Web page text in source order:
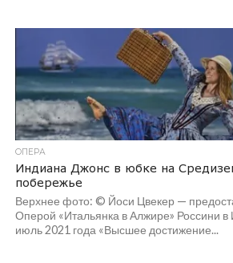
ОПЕРА
Индиана Джонс в юбке на
побережье
Верхнее фото: © Йоси Цвекер —
Оперой «Итальянка в Алжире» Россини
июль 2021 года «Высшее достижение...